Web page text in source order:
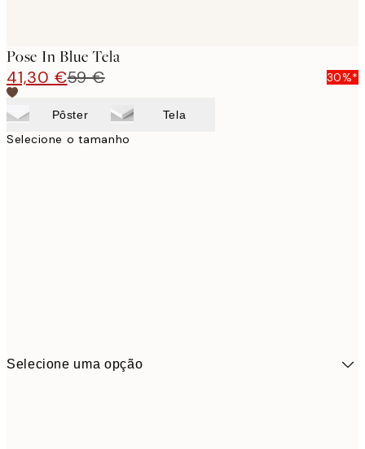
Pose In Blue Tela
41,30 €59 € 30%*
Pôster Tela
Selecione o tamanho
Selecione uma opção